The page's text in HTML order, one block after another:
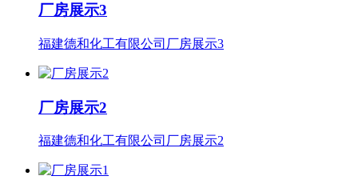
厂房展示3
福建德和化工有限公司厂房展示3
厂房展示2
福建德和化工有限公司厂房展示2